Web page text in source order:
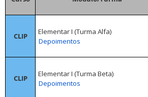
CLIP
Elementar I (Turma Alfa)
Depoimentos
CLIP
Elementar I (Turma Beta)
Depoimentos